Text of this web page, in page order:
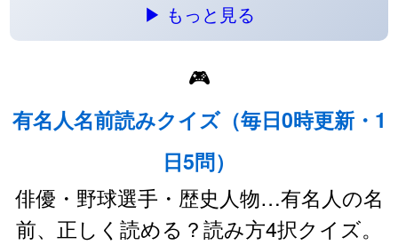
▶ もっと見る
🎮
有名人名前読みクイズ（毎日0時更新・1
日5問）
俳優・野球選手・歴史人物…有名人の名
前、正しく読める？読み方4択クイズ。